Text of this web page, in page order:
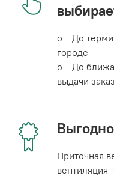
o До
городе
o До
выдачи
Приточная